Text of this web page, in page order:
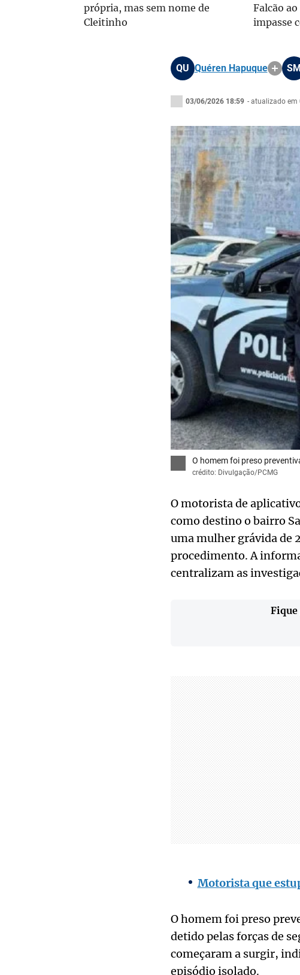
própria, mas sem nome de
Cleitinho
Falcão
impasse
QU Quéren Hapuque SM
03/06/2026 18:59 - atualizado
O homem foi preso
crédito: Divulgação/PCMG
O motorista de
como destino o bairro
uma mulher grávida de
procedimento. A
centralizam as
Motorista que
O homem foi preso
detido pelas forças de
começaram a surgir,
episódio isolado.